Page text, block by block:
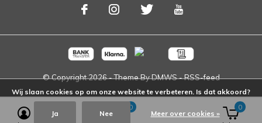
© Copyright2026- Theme ByDMWS-RSS-feed
0 0
Wij slaan cookies op om onze website te verbeteren. Is dat akkoord?
Ja Nee Meer over cookies »